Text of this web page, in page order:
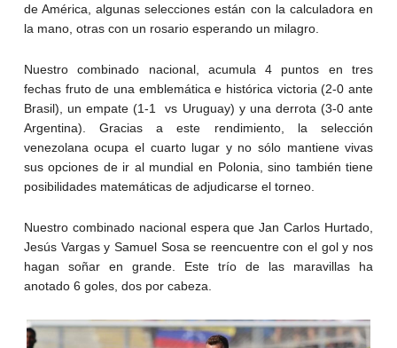
de América, algunas selecciones están con la calculadora en
la mano, otras con un rosario esperando un milagro.
Nuestro combinado nacional, acumula 4 puntos en tres
fechas fruto de una emblemática e histórica victoria (2-0 ante
Brasil), un empate (1-1 vs Uruguay) y una derrota (3-0 ante
Argentina). Gracias a este rendimiento, la selección
venezolana ocupa el cuarto lugar y no sólo mantiene vivas
sus opciones de ir al mundial en Polonia, sino también tiene
posibilidades matemáticas de adjudicarse el torneo.
Nuestro combinado nacional espera que Jan Carlos Hurtado,
Jesús Vargas y Samuel Sosa se reencuentre con el gol y nos
hagan soñar en grande. Este trío de las maravillas ha
anotado 6 goles, dos por cabeza.